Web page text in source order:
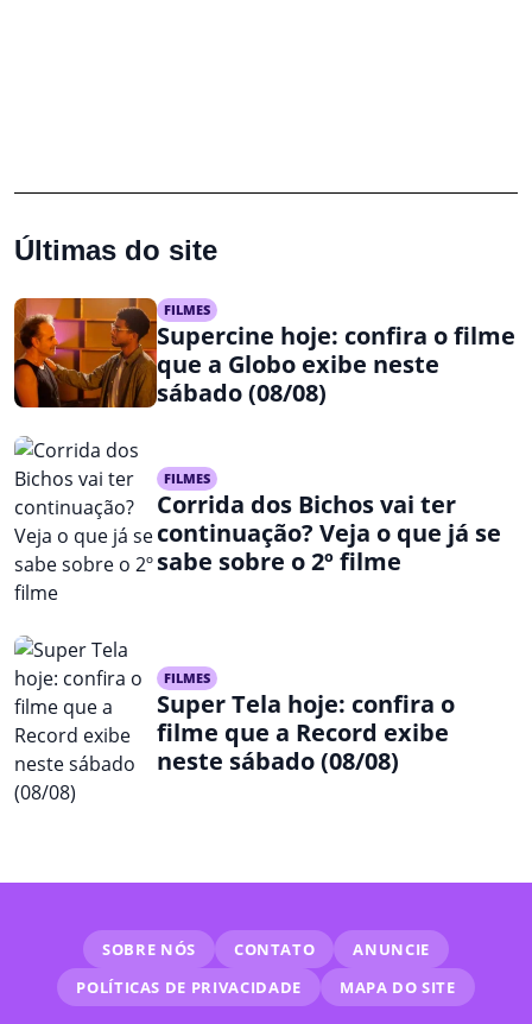
Últimas do site
FILMES
Supercine hoje: confira o filme
que a Globo exibe neste
sábado (08/08)
FILMES
Corrida dos Bichos vai ter
continuação? Veja o que já se
sabe sobre o 2º filme
FILMES
Super Tela hoje: confira o
filme que a Record exibe
neste sábado (08/08)
SOBRE NÓS CONTATO
ANUNCIE
POLÍTICAS DE PRIVACIDADE
MAPA DO SITE